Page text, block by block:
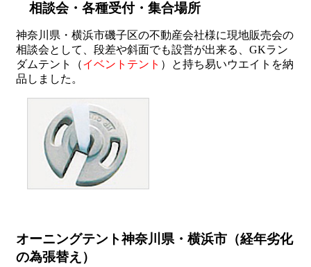
相談会・各種受付・集合場所
神奈川県・横浜市磯子区の不動産会社様に現地販売会の
相談会として、段差や斜面でも設営が出来る、GKラン
ダムテント（イベントテント ）と持ち易いウエイトを納
品しました。
オーニングテント神奈川県・横浜市（経年劣化
の為張替え）